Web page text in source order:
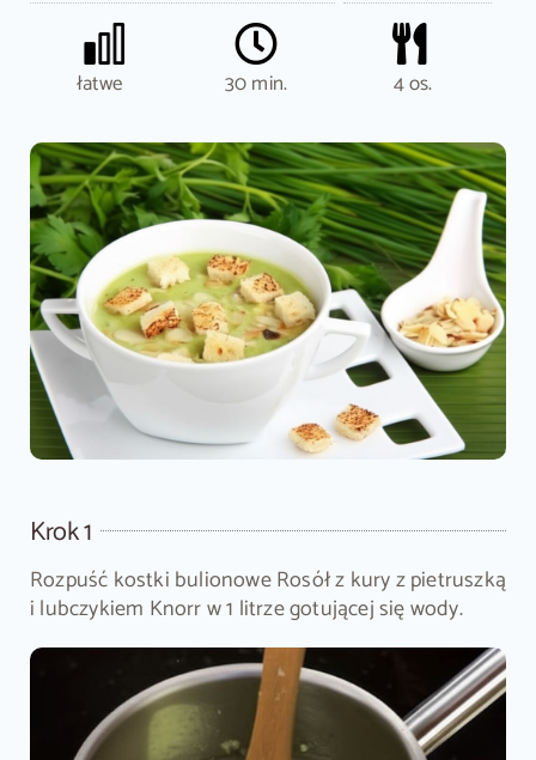
łatwe 30 min. 4 os.
Krok 1
Rozpuść kostki bulionowe Rosół z kury z pietruszką
i lubczykiem Knorr w 1 litrze gotującej się wody.